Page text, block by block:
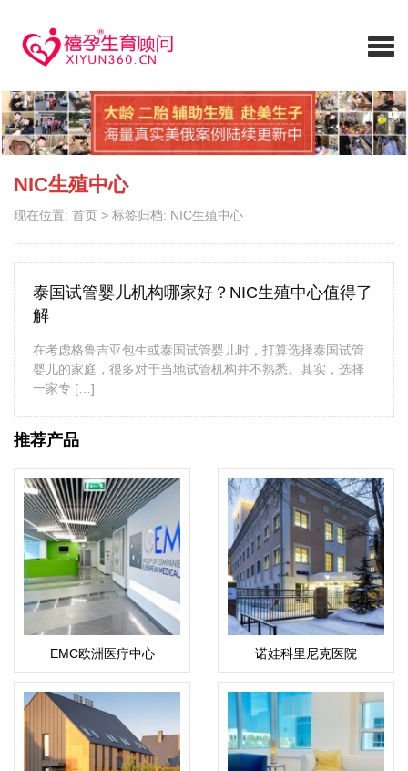
NIC生殖中心
现在位置: 首页 > 标签归档: NIC生殖中心
泰国试管婴儿机构哪家好？NIC生殖中心值得了
解
在考虑格鲁吉亚包生或泰国试管婴儿时，打算选择泰国试管
婴儿的家庭，很多对于当地试管机构并不熟悉。其实，选择
一家专 […]
推荐产品
EMC欧洲医疗中心 诺娃科里尼克医院